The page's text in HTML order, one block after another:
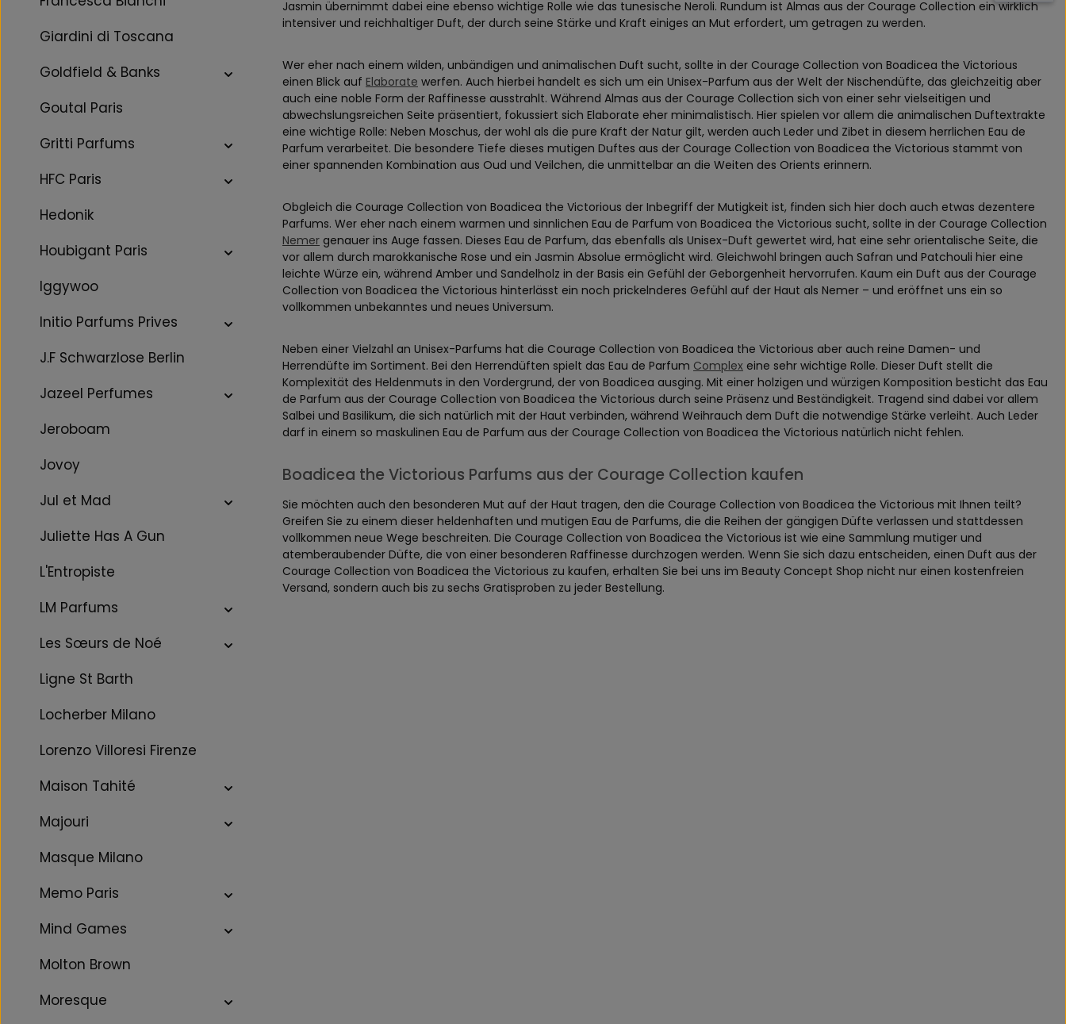
Giardini di Toscana
Goldfield & Banks
Goutal Paris
Gritti Parfums
HFC Paris
Hedonik
Houbigant Paris
Iggywoo
Initio Parfums Prives
J.F Schwarzlose Berlin
Jazeel Perfumes
Jeroboam
Jovoy
Jul et Mad
Juliette Has A Gun
L'Entropiste
LM Parfums
Les Sœurs de Noé
Ligne St Barth
Locherber Milano
Lorenzo Villoresi Firenze
Maison Tahité
Majouri
Masque Milano
Memo Paris
Mind Games
Molton Brown
Moresque
Jasmin übernimmt dabei eine ebenso wichtige Rolle wie das tunesische Neroli. Rundum ist Almas aus der Courage Collection ein wirklich
intensiver und reichhaltiger Duft, der durch seine Stärke und Kraft einiges an Mut erfordert, um getragen zu werden.
Wer eher nach einem wilden, unbändigen und animalischen Duft sucht, sollte in der Courage Collection von Boadicea the Victorious
einen Blick auf Elaborate werfen. Auch hierbei handelt es sich um ein Unisex-Parfum aus der Welt der Nischendüfte, das gleichzeitig aber
auch eine noble Form der Raffinesse ausstrahlt. Während Almas aus der Courage Collection sich von einer sehr vielseitigen und
abwechslungsreichen Seite präsentiert, fokussiert sich Elaborate eher minimalistisch. Hier spielen vor allem die animalischen Duftextrakte
eine wichtige Rolle: Neben Moschus, der wohl als die pure Kraft der Natur gilt, werden auch Leder und Zibet in diesem herrlichen Eau de
Parfum verarbeitet. Die besondere Tiefe dieses mutigen Duftes aus der Courage Collection von Boadicea the Victorious stammt von
einer spannenden Kombination aus Oud und Veilchen, die unmittelbar an die Weiten des Orients erinnern.
Obgleich die Courage Collection von Boadicea the Victorious der Inbegriff der Mutigkeit ist, finden sich hier doch auch etwas dezentere
Parfums. Wer eher nach einem warmen und sinnlichen Eau de Parfum von Boadicea the Victorious sucht, sollte in der Courage Collection
Nemer genauer ins Auge fassen. Dieses Eau de Parfum, das ebenfalls als Unisex-Duft gewertet wird, hat eine sehr orientalische Seite, die
vor allem durch marokkanische Rose und ein Jasmin Absolue ermöglicht wird. Gleichwohl bringen auch Safran und Patchouli hier eine
leichte Würze ein, während Amber und Sandelholz in der Basis ein Gefühl der Geborgenheit hervorrufen. Kaum ein Duft aus der Courage
Collection von Boadicea the Victorious hinterlässt ein noch prickelnderes Gefühl auf der Haut als Nemer – und eröffnet uns ein so
vollkommen unbekanntes und neues Universum.
Neben einer Vielzahl an Unisex-Parfums hat die Courage Collection von Boadicea the Victorious aber auch reine Damen- und
Herrendüfte im Sortiment. Bei den Herrendüften spielt das Eau de Parfum Complex eine sehr wichtige Rolle. Dieser Duft stellt die
Komplexität des Heldenmuts in den Vordergrund, der von Boadicea ausging. Mit einer holzigen und würzigen Komposition besticht das Eau
de Parfum aus der Courage Collection von Boadicea the Victorious durch seine Präsenz und Beständigkeit. Tragend sind dabei vor allem
Salbei und Basilikum, die sich natürlich mit der Haut verbinden, während Weihrauch dem Duft die notwendige Stärke verleiht. Auch Leder
darf in einem so maskulinen Eau de Parfum aus der Courage Collection von Boadicea the Victorious natürlich nicht fehlen.
Boadicea the Victorious Parfums aus der Courage Collection kaufen
Sie möchten auch den besonderen Mut auf der Haut tragen, den die Courage Collection von Boadicea the Victorious mit Ihnen teilt?
Greifen Sie zu einem dieser heldenhaften und mutigen Eau de Parfums, die die Reihen der gängigen Düfte verlassen und stattdessen
vollkommen neue Wege beschreiten. Die Courage Collection von Boadicea the Victorious ist wie eine Sammlung mutiger und
atemberaubender Düfte, die von einer besonderen Raffinesse durchzogen werden. Wenn Sie sich dazu entscheiden, einen Duft aus der
Courage Collection von Boadicea the Victorious zu kaufen, erhalten Sie bei uns im Beauty Concept Shop nicht nur einen kostenfreien
Versand, sondern auch bis zu sechs Gratisproben zu jeder Bestellung.